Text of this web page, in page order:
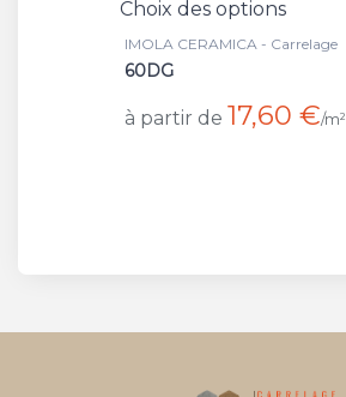
Choix des options
IMOLA CERAMICA - Carrelage
60DG
à partir de 17,60 €/m²